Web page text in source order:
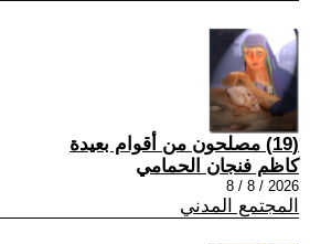
(19) مصلحون من أقوام بعيدة
كاظم فنجان الحمامي
2026 / 8 / 8
المجتمع المدني